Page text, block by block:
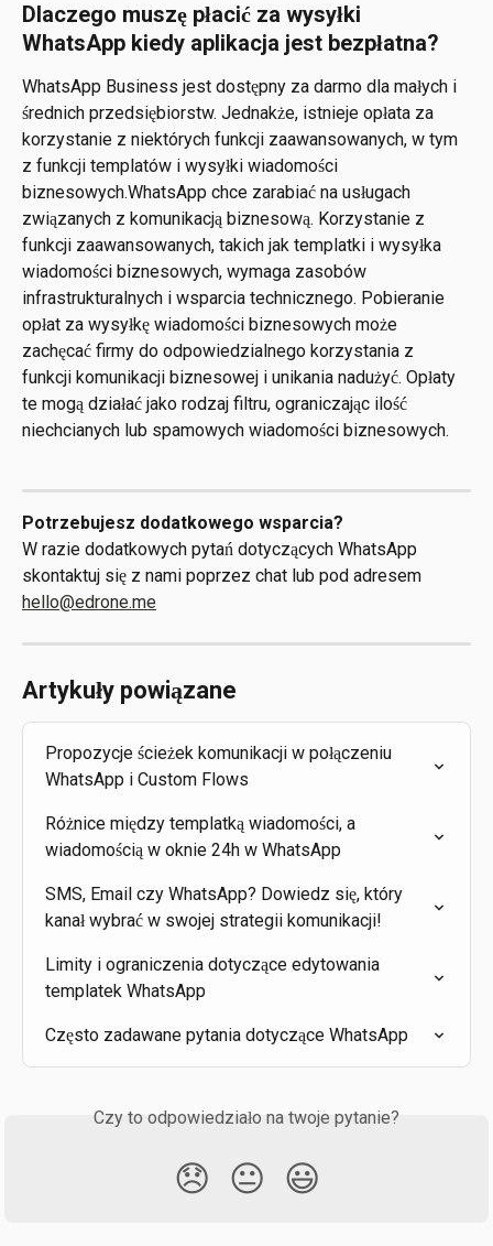
Dlaczego muszę płacić za wysyłki
WhatsApp kiedy aplikacja jest bezpłatna?
WhatsApp Business jest dostępny za darmo dla małych i
średnich przedsiębiorstw. Jednakże, istnieje opłata za
korzystanie z niektórych funkcji zaawansowanych, w tym
z funkcji templatów i wysyłki wiadomości
biznesowych.WhatsApp chce zarabiać na usługach
związanych z komunikacją biznesową. Korzystanie z
funkcji zaawansowanych, takich jak templatki i wysyłka
wiadomości biznesowych, wymaga zasobów
infrastrukturalnych i wsparcia technicznego. Pobieranie
opłat za wysyłkę wiadomości biznesowych może
zachęcać firmy do odpowiedzialnego korzystania z
funkcji komunikacji biznesowej i unikania nadużyć. Opłaty
te mogą działać jako rodzaj filtru, ograniczając ilość
niechcianych lub spamowych wiadomości biznesowych.
Potrzebujesz dodatkowego wsparcia?
W razie dodatkowych pytań dotyczących WhatsApp
skontaktuj się z nami poprzez chat lub pod adresem
hello@edrone.me
Artykuły powiązane
Propozycje ścieżek komunikacji w połączeniu
WhatsApp i Custom Flows
Różnice między templatką wiadomości, a
wiadomością w oknie 24h w WhatsApp
SMS, Email czy WhatsApp? Dowiedz się, który
kanał wybrać w swojej strategii komunikacji!
Limity i ograniczenia dotyczące edytowania
templatek WhatsApp
Często zadawane pytania dotyczące WhatsApp
Czy to odpowiedziało na twoje pytanie?
😞 😐 😃